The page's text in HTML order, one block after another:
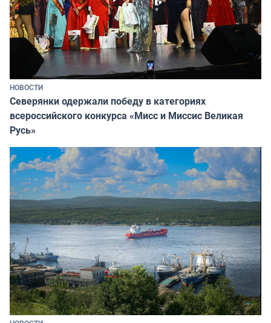
НОВОСТИ
Северянки одержали победу в категориях
всероссийского конкурса «Мисс и Миссис Великая
Русь»